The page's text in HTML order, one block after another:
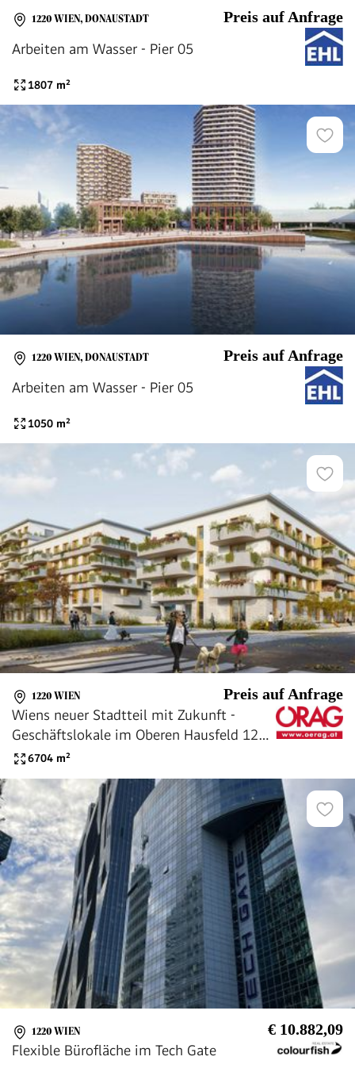
1220 WIEN, DONAUSTADT Preis auf Anfrage
Arbeiten am Wasser - Pier 05
1807 m²
1220 WIEN, DONAUSTADT Preis auf Anfrage
Arbeiten am Wasser - Pier 05
1050 m²
1220 WIEN Preis auf Anfrage
Wiens neuer Stadtteil mit Zukunft -
Geschäftslokale im Oberen Hausfeld 1220
Wien zu mieten
6704 m²
1220 WIEN € 10.882,09
Flexible Bürofläche im Tech Gate